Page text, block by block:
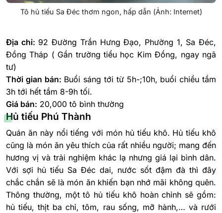
Tô hủ tiếu Sa Đéc thơm ngon, hấp dẫn (Ảnh: Internet)
Địa chỉ: 92 Đường Trần Hưng Đạo, Phường 1, Sa Đéc,
Đồng Tháp ( Gần trường tiểu học Kim Đồng, ngay ngã
tư)
Thời gian bán: Buổi sáng tới từ 5h-;10h, buổi chiều tầm
3h tới hết tầm 8-9h tối.
Giá bán: 20,000 tô bình thường
Hủ tiếu Phú Thành
Quán ăn này nổi tiếng với món hủ tiếu khô. Hủ tiếu khô
cũng là món ăn yêu thích của rất nhiều người; mang đến
hương vị và trải nghiệm khác lạ nhưng giá lại bình dân.
Với sợi hủ tiếu Sa Đéc dai, nước sốt đậm đà thì đây
chắc chắn sẽ là món ăn khiến bạn nhớ mãi không quên.
Thông thường, một tô hủ tiếu khô hoàn chỉnh sẽ gồm:
hủ tiếu, thịt ba chỉ, tôm, rau sống, mỡ hành,… và rưới